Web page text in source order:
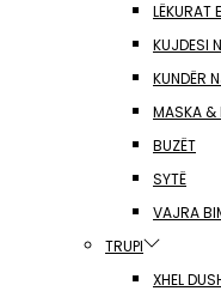
LËKURAT
KUJDESI
KUNDËR
MASKA &
BUZËT
SYTË
VAJRA
TRUPI
XHEL